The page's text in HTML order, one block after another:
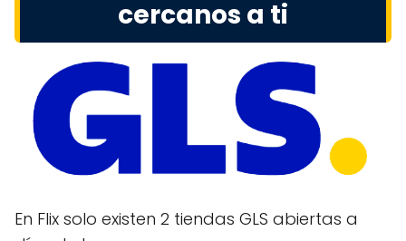
cercanos a ti
En Flix solo existen 2 tiendas GLS abiertas a